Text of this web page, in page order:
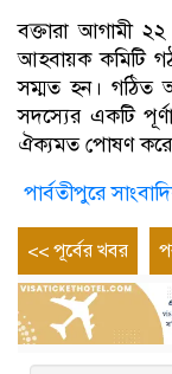
বক্তারা আগামী
আহবায়ক কমিটি
সম্মত হন। গঠিত
সদস্যের একটি
ঐক্যমত পোষণ
পার্বতীপুরে
Post
<< পূর্বের খবর